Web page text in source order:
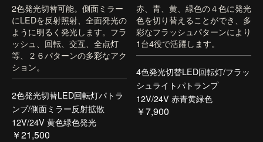
2色発光切替可能。側面ミラー
にLEDを反射照射、全面発光の
ように明るく発光します。フラ
ッシュ、回転、交互、全点灯
等、２６パターンの多彩なアク
ション。
2色発光切替LED回転灯パトラ
ンプ/側面ミラー反射拡散
12V/24V 黄色緑色発光
￥21,500
赤、青、黄、緑色の４色に発光
色を切り替えることができ、多
彩なフラッシュパターンにより
1台4役で活躍します。
4色発光切替LED回転灯/フラッ
シュライトパトランプ
12V/24V 赤青黄緑色
￥7,900